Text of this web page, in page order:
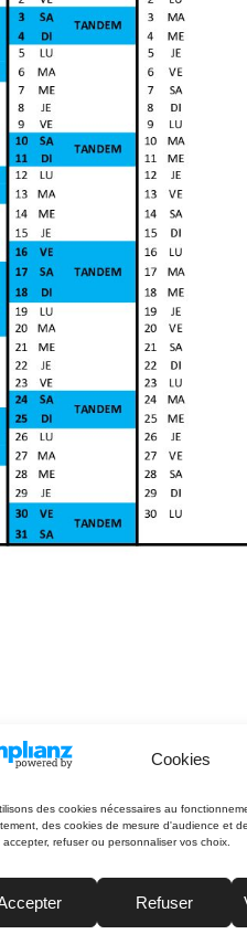
Cookies
des cookies nécessaires au
des cookies de mesure d'audience et
refuser ou personnaliser vos choix.
Refuser